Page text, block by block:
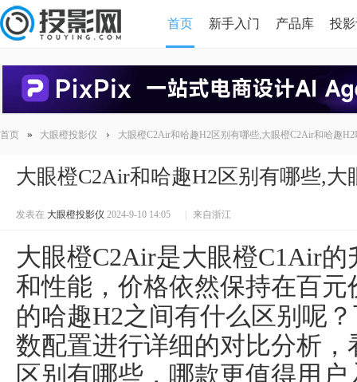
首页 新手入门 产品库 投
HDMI版本对比
首页 » 大眼橙投影仪 › 大眼橙C2Air和哈趣H2区别有哪些,大眼橙C2Air和哈趣H2
大眼橙C2Air和哈趣H2区别有哪些,
发表在 大眼橙投影仪 2024-9-10 14:05 来自浙江
大眼橙C2Air是大眼橙C1Air
和性能，价格依然保持在百
的哈趣H2之间有什么区别呢
数配置进行详细的对比分析
区别有哪些，哪款更值得用户